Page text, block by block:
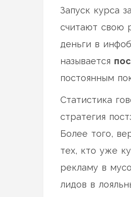
Запуск курса
считают свою
деньги в
называется
постоянным
Статистика
стратегия
Более того,
тех, кто уже
рекламу в
лидов в